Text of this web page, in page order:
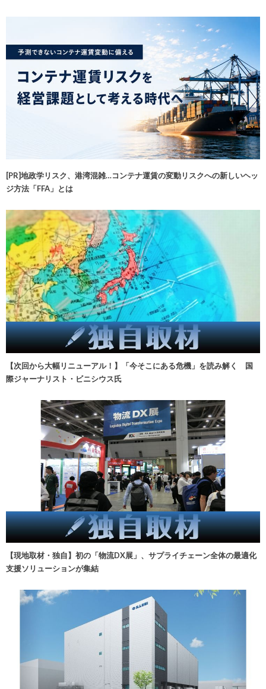
[PR]地政学リスク、港湾混雑…コンテナ運賃の変動リスクへの新しいヘッ
ジ方法「FFA」とは
【次回から大幅リニューアル！】「今そこにある危機」を読み解く 国
際ジャーナリスト・ビニシウス氏
【現地取材・独自】初の「物流DX展」、サプライチェーン全体の最適化
支援ソリューションが集結